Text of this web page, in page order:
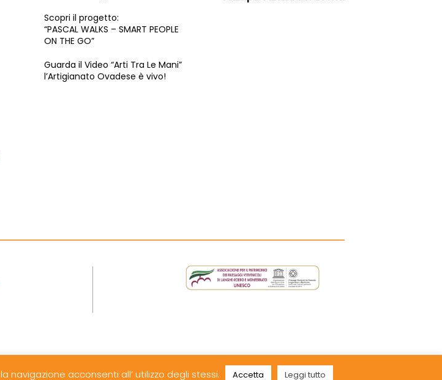
Scopri il progetto:
“PASCAL WALKS – SMART PEOPLE
ON THE GO”
Guarda il Video “Arti Tra Le Mani”
l’Artigianato Ovadese è vivo!
navigazione acconsenti all’ utilizzo degli stessi. Accetta Leggi tutto